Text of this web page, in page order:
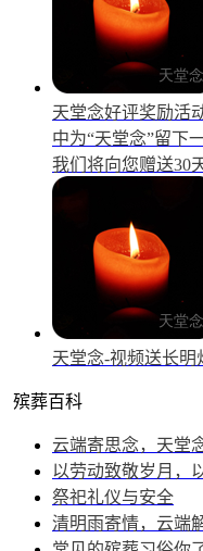
天堂念好评奖励活
中为“天堂念”留下
我们将向您赠送30
天堂念-视频送长明
殡葬百科
云端寄思念，天堂
以劳动致敬岁月，
祭祀礼仪与安全
清明雨寄情，云端